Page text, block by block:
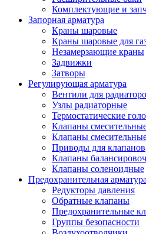
Комплектующие и
Запорная арматура
Краны шаровые
Краны шаровые для
Незамерзающие краны
Задвижки
Затворы
Регулирующая арматура
Вентили для
Узлы радиаторные
Термостатические
Клапаны
Клапаны
Приводы для клапанов
Клапаны
Клапаны соленоидные
Предохранительная арматура
Редукторы давления
Обратные клапаны
Предохранительные
Группы безопасности